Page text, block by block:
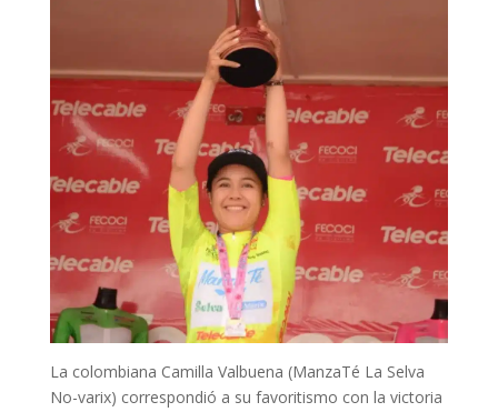
La colombiana Camilla Valbuena (ManzaTé La Selva
No-varix) correspondió a su favoritismo con la victoria